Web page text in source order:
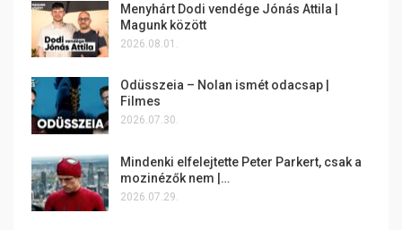
Menyhárt Dodi vendége Jónás Attila |
Magunk között
2026.08.01.
Odüsszeia – Nolan ismét odacsap |
Filmes
2026.07.30.
Mindenki elfelejtette Peter Parkert, csak a
mozinézők nem |…
2026.07.29.